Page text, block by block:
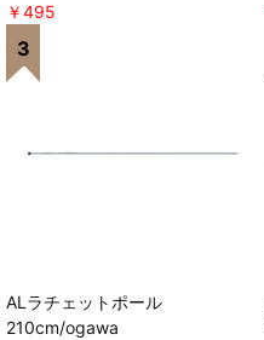
POST GENERAL
￥495
ALラチェットポール
210cm/ogawa